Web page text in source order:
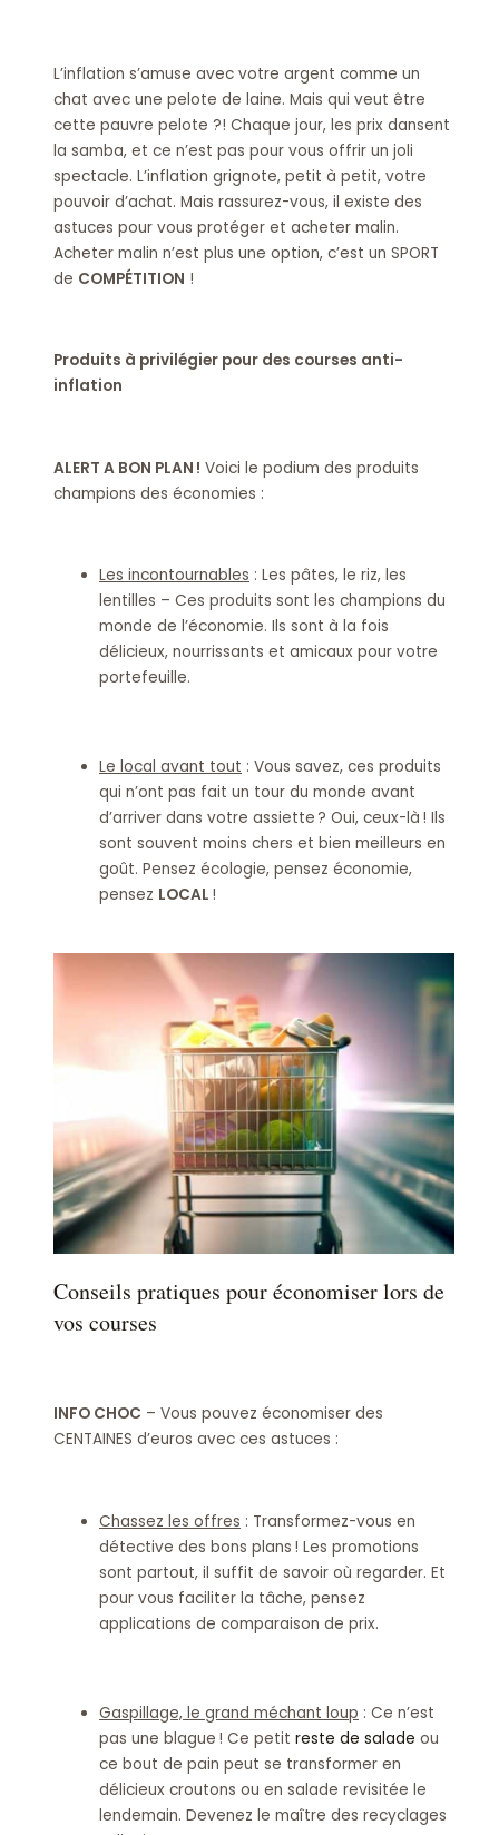
L’inflation s’amuse avec votre argent comme un
chat avec une pelote de laine. Mais qui veut être
cette pauvre pelote ?! Chaque jour, les prix dansent
la samba, et ce n’est pas pour vous offrir un joli
spectacle. L’inflation grignote, petit à petit, votre
pouvoir d’achat. Mais rassurez-vous, il existe des
astuces pour vous protéger et acheter malin.
Acheter malin n’est plus une option, c’est un SPORT
de COMPÉTITION !
Produits à privilégier pour des courses anti-
inflation
ALERT A BON PLAN ! Voici le podium des produits
champions des économies :
Les incontournables : Les pâtes, le riz, les
lentilles – Ces produits sont les champions du
monde de l’économie. Ils sont à la fois
délicieux, nourrissants et amicaux pour votre
portefeuille.
Le local avant tout : Vous savez, ces produits
qui n’ont pas fait un tour du monde avant
d’arriver dans votre assiette ? Oui, ceux-là ! Ils
sont souvent moins chers et bien meilleurs en
goût. Pensez écologie, pensez économie,
pensez LOCAL !
Conseils pratiques pour économiser lors de
vos courses
INFO CHOC – Vous pouvez économiser des
CENTAINES d’euros avec ces astuces :
Chassez les offres : Transformez-vous en
détective des bons plans ! Les promotions
sont partout, il suffit de savoir où regarder. Et
pour vous faciliter la tâche, pensez
applications de comparaison de prix.
Gaspillage, le grand méchant loup : Ce n’est
pas une blague ! Ce petitreste de salade ou
ce bout de pain peut se transformer en
délicieux croutons ou en salade revisitée le
lendemain. Devenez le maître des recyclages